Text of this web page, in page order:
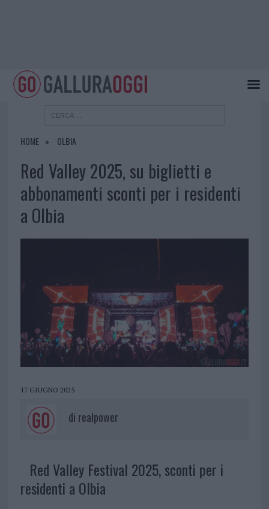
HOME OLBIA
Red Valley 2025, su biglietti e
abbonamenti sconti per i residenti
a Olbia
17 GIUGNO 2025
di realpower
Red Valley Festival 2025, sconti per i
residenti a Olbia